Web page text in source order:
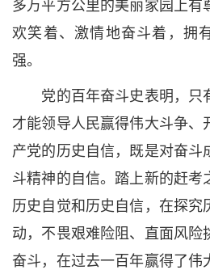
欢笑着、激情地奋斗着，拥
强。
党的百年奋斗史表明，只
才能领导人民赢得伟大斗争
产党的历史自信，既是对奋
斗精神的自信。踏上新的赶考
历史自觉和历史自信，在探究
动，不畏艰难险阻、直面风
奋斗，在过去一百年赢得了